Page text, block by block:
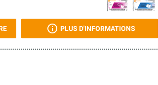
PLUS D'INFORMATIONS